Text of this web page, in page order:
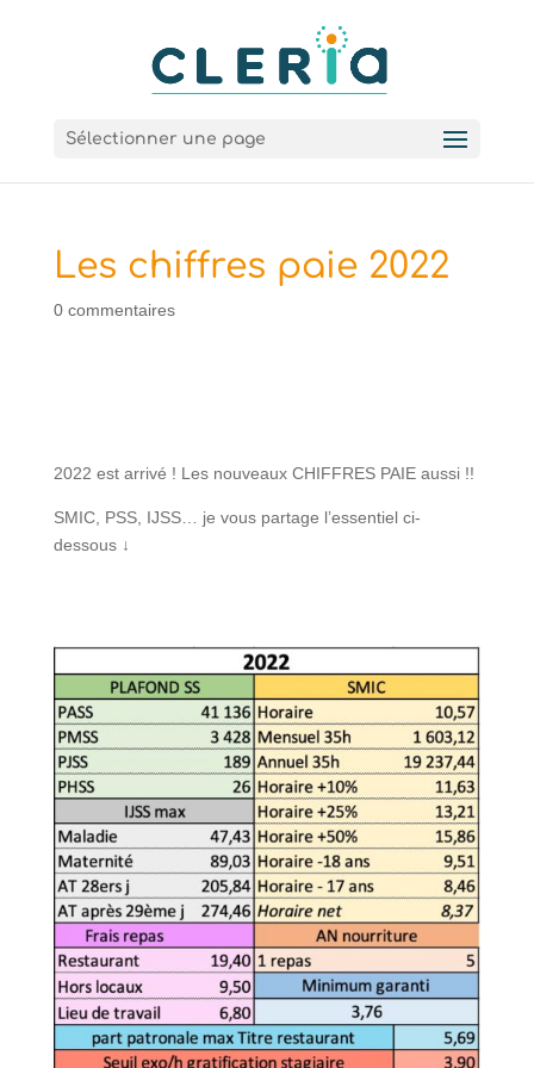
Sélectionner une page
Les chiffres paie 2022
0 commentaires
2022 est arrivé ! Les nouveaux CHIFFRES PAIE aussi !!
SMIC, PSS, IJSS… je vous partage l’essentiel ci-
dessous ↓